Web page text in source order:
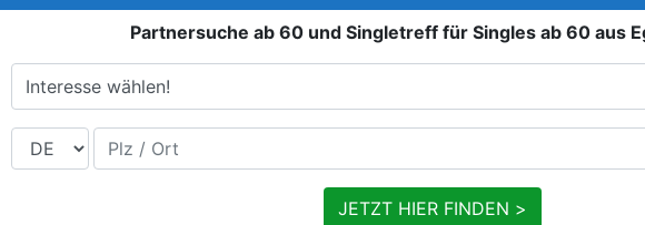
Partnersuche ab 60 und Singletreff für Singles ab 60 aus
Interesse wählen!
Land Plz / Ort
JETZT HIER FINDEN >